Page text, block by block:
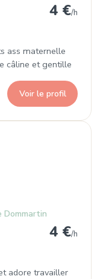
4 €/h
ass maternelle
câline et gentille
Voir le profil
Dommartin
4 €/h
adore travailler